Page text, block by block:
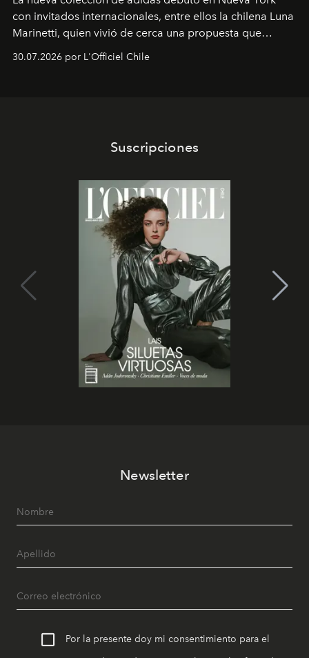
con invitados internacionales, entre ellos la chilena Luna
Marinetti, quien vivió de cerca una propuesta que
30.07.2026 por L'Officiel Chile
Suscripciones
Newsletter
Por la presente doy mi consentimiento para el